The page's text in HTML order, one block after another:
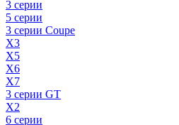
3 серии
5 серии
3 серии Coupe
X3
X5
X6
X7
3 серии GT
X2
6 серии